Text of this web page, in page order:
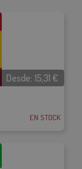
Desde:15,31 €
EN STOCK